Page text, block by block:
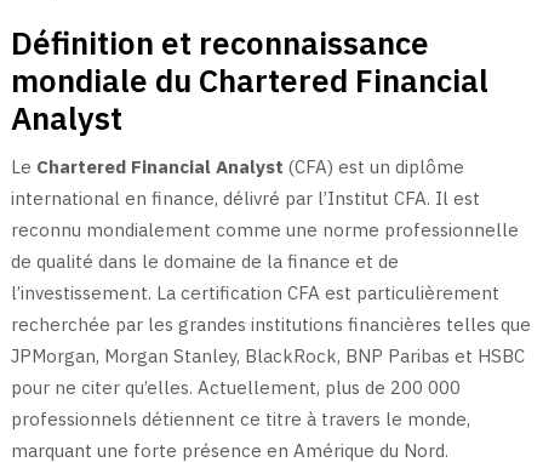
Définition et reconnaissance
mondiale du Chartered Financial
Analyst
Le Chartered Financial Analyst (CFA) est un diplôme
international en finance, délivré par l’Institut CFA. Il est
reconnu mondialement comme une norme professionnelle
de qualité dans le domaine de la finance et de
l’investissement. La certification CFA est particulièrement
recherchée par les grandes institutions financières telles que
JPMorgan, Morgan Stanley, BlackRock, BNP Paribas et HSBC
pour ne citer qu’elles. Actuellement, plus de 200 000
professionnels détiennent ce titre à travers le monde,
marquant une forte présence en Amérique du Nord.